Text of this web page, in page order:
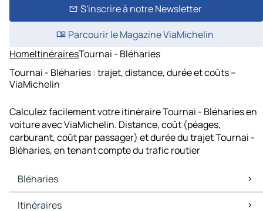
S'inscrire à notre Newsletter
Parcourir le Magazine ViaMichelin
HomeItinérairesTournai - Bléharies
Tournai - Bléharies : trajet, distance, durée et coûts –
ViaMichelin
Calculez facilement votre itinéraire Tournai - Bléharies en
voiture avec ViaMichelin. Distance, coût (péages,
carburant, coût par passager) et durée du trajet Tournai -
Bléharies, en tenant compte du trafic routier
Bléharies
Bléharies Cartes et plans
Itinéraires